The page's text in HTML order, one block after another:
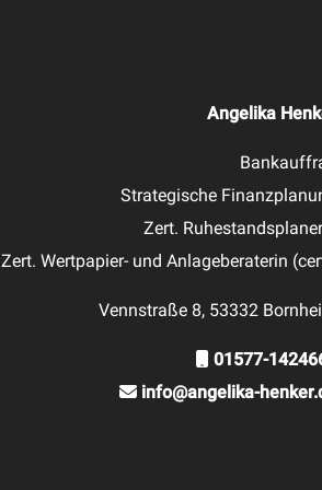
Angelika
Strategische
Zert.
Zert. Wertpapier- und Anlageberaterin
Vennstraße 8, 53332
01577-
info@angelika-